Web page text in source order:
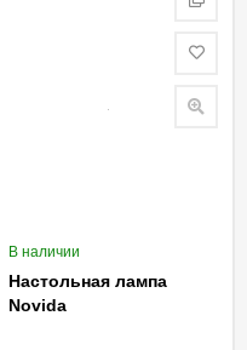
В наличии
Настольная лампа
Novida